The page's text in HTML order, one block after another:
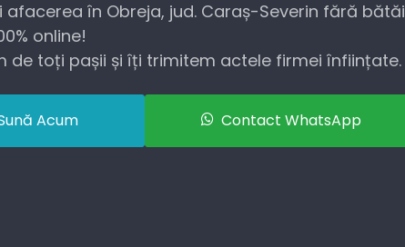
afacerea în Obreja, jud. Caraș-Severin fără bătăi
online!
de toți pașii și îți trimitem actele firmei înființate.
Acum Contact WhatsApp